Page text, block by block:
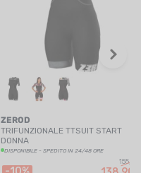
ZEROD
TRIFUNZIONALE TTSUIT START
DONNA
DISPONIBILE - SPEDITO IN 24/48 ORE
155,00